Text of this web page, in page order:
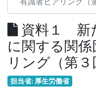
資料１ 新
に関する関
リング（第
担当省: 厚生労働省